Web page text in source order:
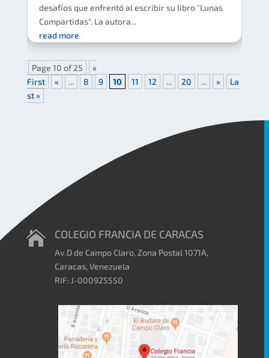
desafíos que enfrentó al escribir su libro "Lunas
Compartidas". La autora...
read more
Page 10 of 25
«
First
« ... 8 9 10 11 12 ... 20 ... »
La
st »
 COLEGIO FRANCIA DE CARACAS
Av.D de Campo Claro, Zona Postal 1071A,
Caracas, Venezuela
RIF: J-000925550